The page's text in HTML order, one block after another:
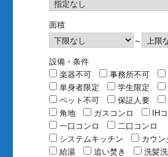
面積
～
設備・条件
楽器不可
事務所不可
単身者限定
学生限定
ペット不可
保証人要
角地
ガスコンロ
IH
一口コンロ
二口コンロ
システムキッチン
カウン
給湯
追い焚き
洗髪